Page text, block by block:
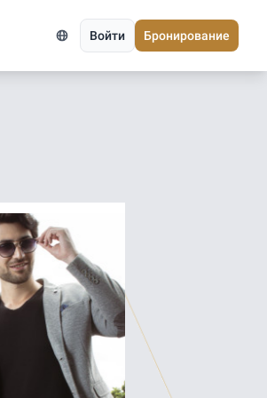
Войти Бронирование